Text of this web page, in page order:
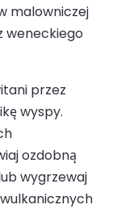
malowniczej
weneckiego
przez
wyspy.
ozdobną
wygrzewaj